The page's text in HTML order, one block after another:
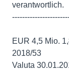
verantwortlich.
EUR 4,5 Mio.
2018/53
Valuta